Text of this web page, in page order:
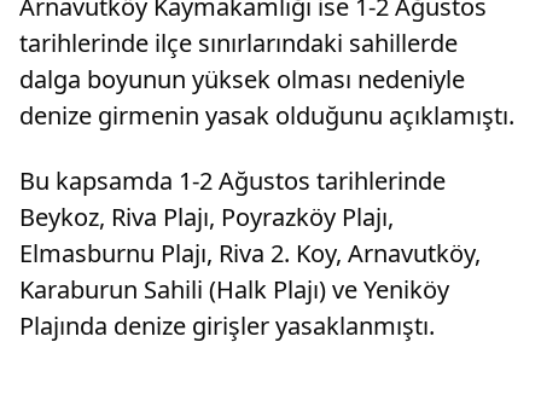
tarihlerinde ilçe sınırlarındaki sahillerde
dalga boyunun yüksek olması nedeniyle
denize girmenin yasak olduğunu açıklamıştı.
Bu kapsamda 1-2 Ağustos tarihlerinde
Beykoz, Riva Plajı, Poyrazköy Plajı,
Elmasburnu Plajı, Riva 2. Koy, Arnavutköy,
Karaburun Sahili (Halk Plajı) ve Yeniköy
Plajında denize girişler yasaklanmıştı.